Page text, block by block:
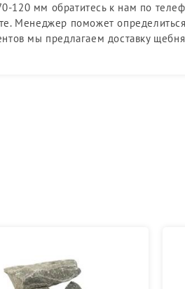
120 мм обратитесь к нам по
Менеджер поможет
мы предлагаем доставку